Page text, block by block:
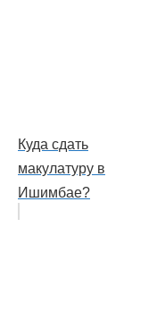
Куда сдать
макулатуру в
Ишимбае?